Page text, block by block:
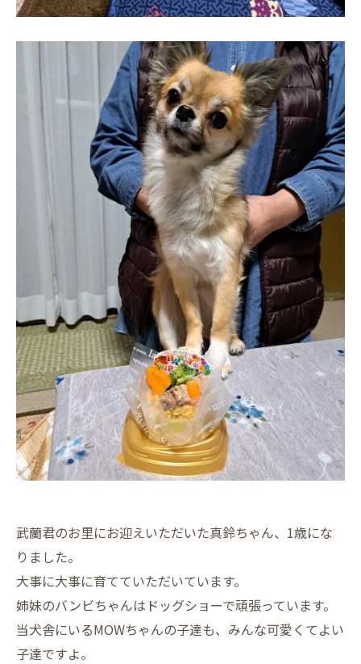
武蘭君のお里にお迎えいただいた真鈴ちゃん、1歳にな
りました。
大事に大事に育てていただいています。
姉妹のバンビちゃんはドッグショーで頑張っています。
当犬舎にいるMOWちゃんの子達も、みんな可愛くてよい
子達ですよ。